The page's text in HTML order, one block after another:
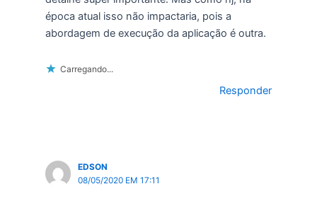
época atual isso não impactaria, pois a
abordagem de execução da aplicação é outra.
Carregando...
Responder
EDSON
08/05/2020 EM 17:11